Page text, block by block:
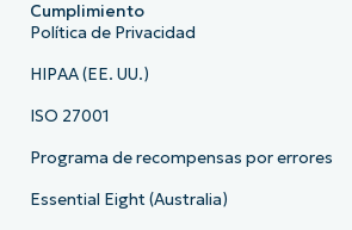
Cumplimiento
Política de Privacidad
HIPAA (EE. UU.)
ISO 27001
Programa de recompensas por errores
Essential Eight (Australia)